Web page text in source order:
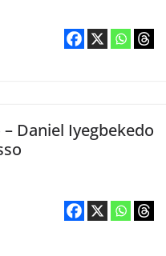
Daniel Iyegbekedo